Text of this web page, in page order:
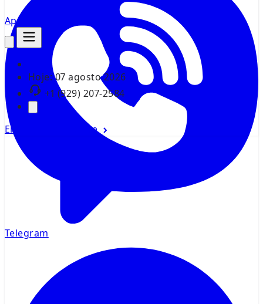
AppMsr
Hoje: 07 agosto 2026
+1 (929) 207-2584
Entrar Cadastrar-se
Telegram